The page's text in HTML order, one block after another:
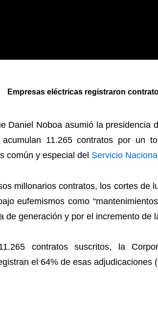
Empresas eléctricas registraron
Daniel Noboa asumió la presidencia
acumulan 11.265 contratos por un
común y especial del Servicio
millonarios contratos, los cortes de
eufemismos como
de generación y por el incremento de
contratos suscritos, la
el 64% de esas adjudicaciones